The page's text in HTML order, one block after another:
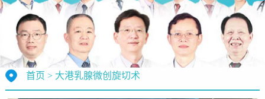
首页 > 大港乳腺微创旋切术